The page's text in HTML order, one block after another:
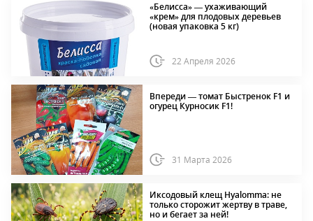
«Белисса» — ухаживающий
«крем» для плодовых деревьев
(новая упаковка 5 кг)
22 Апреля 2026
Впереди — томат Быстренок F1 и
огурец Курносик F1!
31 Марта 2026
Иксодовый клещ Hyalomma: не
только сторожит жертву в траве,
но и бегает за ней!